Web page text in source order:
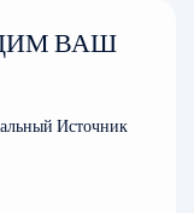
ВАШ
Источник